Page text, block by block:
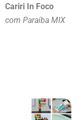
Cariri In Foco
com Paraíba MIX